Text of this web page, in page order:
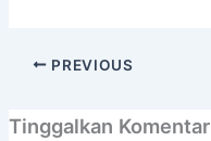
PREVIOUS
Tinggalkan Komentar